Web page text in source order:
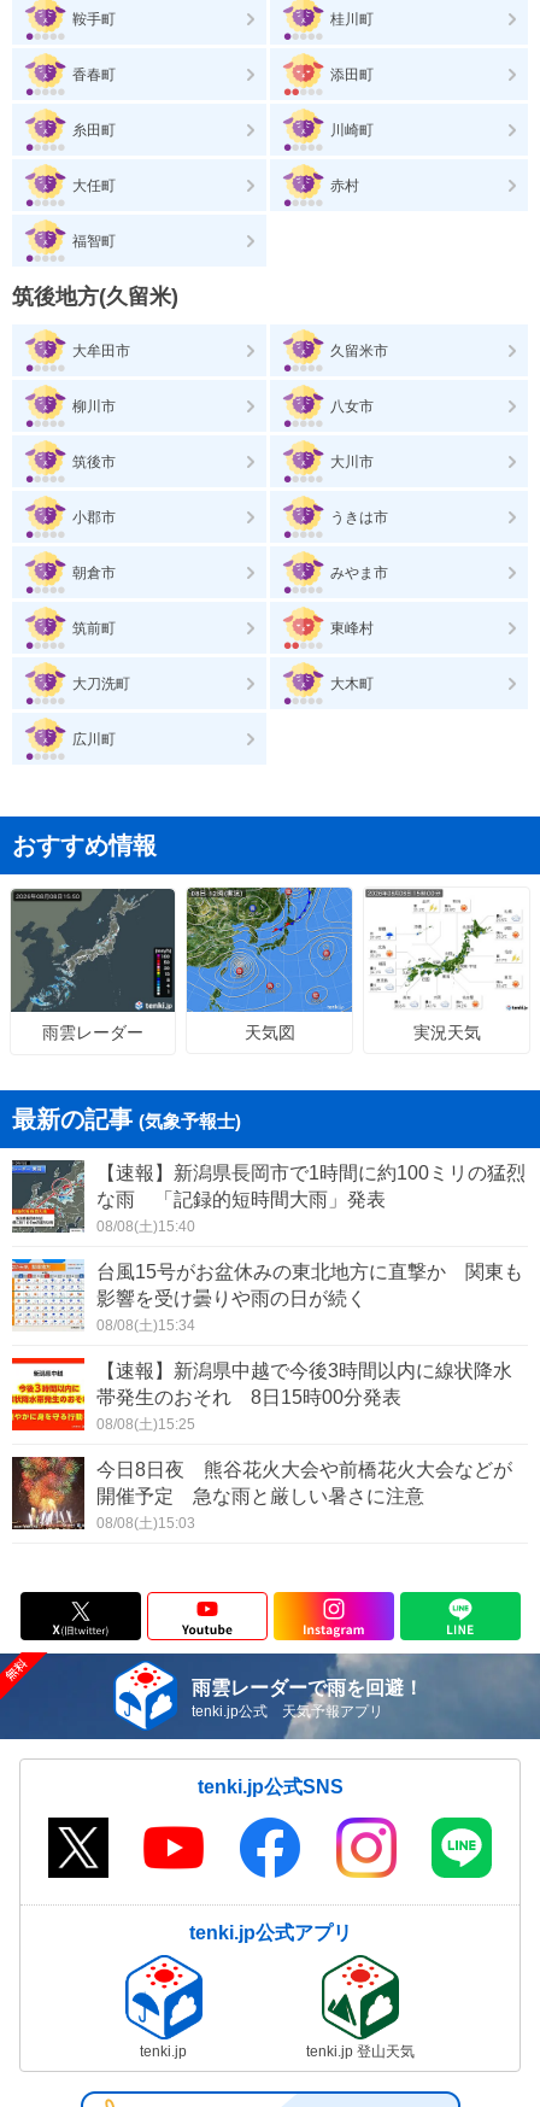
鞍手町 桂川町
香春町 添田町
糸田町 川崎町
大任町 赤村
福智町
筑後地方(久留米)
大牟田市 久留米市
柳川市 八女市
筑後市 大川市
小郡市 うきは市
朝倉市 みやま市
筑前町 東峰村
大刀洗町 大木町
広川町
おすすめ情報
雨雲レーダー 天気図 実況天気
最新の記事 (気象予報士)
【速報】新潟県長岡市で1時間に約100ミリの猛烈
な雨 「記録的短時間大雨」発表
08/08(土)15:40
台風15号がお盆休みの東北地方に直撃か 関東も
影響を受け曇りや雨の日が続く
08/08(土)15:34
【速報】新潟県中越で今後3時間以内に線状降水
帯発生のおそれ 8日15時00分発表
08/08(土)15:25
今日8日夜 熊谷花火大会や前橋花火大会などが
開催予定 急な雨と厳しい暑さに注意
08/08(土)15:03
雨雲レーダーで雨を回避！
tenki.jp公式 天気予報アプリ
tenki.jp公式SNS
tenki.jp公式アプリ
tenki.jp tenki.jp 登山天気